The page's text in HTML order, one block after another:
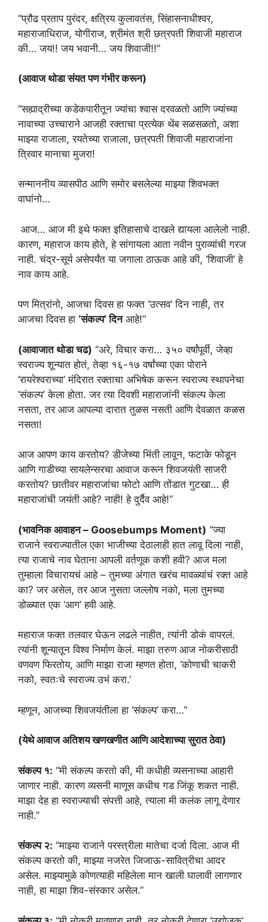
“प्रौढ प्रताप पुरंदर, क्षत्रिय कुलावतंस, सिंहासनाधीश्वर,
महाराजाधिराज, योगीराज, श्रीमंत श्री छत्रपती शिवाजी महाराज
की… जय!! जय भवानी… जय शिवाजी!!”
(आवाज थोडा संयत पण गंभीर करून)
“सह्याद्रीच्या कडेकपारीतून ज्यांचा श्वास दरवळतो आणि ज्यांच्या
नावाच्या उच्चाराने आजही रक्ताचा प्रत्येक थेंब सळसळतो, अशा
माझ्या राजाला, रयतेच्या राजाला, छत्रपती शिवाजी महाराजांना
त्रिवार मानाचा मुजरा!
सन्माननीय व्यासपीठ आणि समोर बसलेल्या माझ्या शिवभक्त
वाघांनो…
आज… आज मी इथे फक्त इतिहासाचे दाखले द्यायला आलेलो नाही.
कारण, महाराज काय होते, हे सांगायला आता नवीन पुराव्यांची गरज
नाही. चंद्र-सूर्य असेपर्यंत या जगाला ठाऊक आहे की, ‘शिवाजी’ हे
नाव काय आहे.
पण मित्रांनो, आजचा दिवस हा फक्त ‘उत्सव’ दिन नाही, तर
आजचा दिवस हा ‘संकल्प’ दिनआहे!”
(आवाजात थोडा चढ) “अरे, विचार करा… ३५० वर्षांपूर्वी, जेव्हा
स्वराज्य शून्यात होतं, तेव्हा १६-१७ वर्षांच्या एका पोराने
‘रायरेश्वराच्या’ मंदिरात रक्ताचा अभिषेक करून स्वराज्य स्थापनेचा
‘संकल्प’ केला होता. जर त्या दिवशी महाराजांनी संकल्प केला
नसता, तर आज आपल्या दारात तुळस नसती आणि देवळात कळस
नसता!
आज आपण काय करतोय? डीजेच्या भिंती लावून, फटाके फोडून
आणि गाडीच्या सायलेन्सरचा आवाज करून शिवजयंती साजरी
करतोय? छातीवर महाराजांचा फोटो आणि तोंडात गुटखा… ही
महाराजांची जयंती आहे? नाही! हे दुर्दैव आहे!”
(भावनिक आवाहन – Goosebumps Moment) “ज्या
राजाने स्वराज्यातील एका भाजीच्या देठालाही हात लावू दिला नाही,
त्या राजाचे नाव घेताना आपली वर्तणूक कशी हवी? आज मला
तुम्हाला विचारायचं आहे – तुमच्या अंगात खरंच मावळ्यांचं रक्त आहे
का? जर असेल, तर आज नुसता जल्लोष नको, मला तुमच्या
डोळ्यात एक ‘आग’ हवी आहे.
महाराज फक्त तलवार घेऊन लढले नाहीत, त्यांनी डोकं वापरलं.
त्यांनी शून्यातून विश्व निर्माण केलं. माझा तरुण आज नोकरीसाठी
वणवण फिरतोय, आणि माझा राजा म्हणत होता, ‘कोणाची चाकरी
नको, स्वतःचे स्वराज्य उभं करा.’
म्हणून, आजच्या शिवजयंतीला हा ‘संकल्प’ करा…”
(येथे आवाज अतिशय खणखणीत आणि आदेशाच्या सुरात ठेवा)
संकल्प १: “मी संकल्प करतो की, मी कधीही व्यसनाच्या आहारी
जाणार नाही. कारण व्यसनी माणूस कधीच गड जिंकू शकत नाही.
माझा देह हा स्वराज्याची संपत्ती आहे, त्याला मी कलंक लागू देणार
नाही.”
संकल्प २: “माझ्या राजाने परस्त्रीला मातेचा दर्जा दिला. आज मी
संकल्प करतो की, माझ्या नजरेत जिजाऊ-सावित्रीचा आदर
असेल. माझ्यामुळे कोणत्याही महिलेला मान खाली घालावी लागणार
नाही, हा माझा शिव-संस्कार असेल.”